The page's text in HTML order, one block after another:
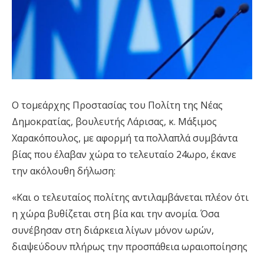
Ο τομεάρχης Προστασίας του Πολίτη της Νέας
Δημοκρατίας, βουλευτής Λάρισας, κ. Μάξιμος
Χαρακόπουλος, με αφορμή τα πολλαπλά συμβάντα
βίας που έλαβαν χώρα το τελευταίο 24ωρο, έκανε
την ακόλουθη δήλωση:
«Και ο τελευταίος πολίτης αντιλαμβάνεται πλέον ότι
η χώρα βυθίζεται στη βία και την ανομία. Όσα
συνέβησαν στη διάρκεια λίγων μόνον ωρών,
διαψεύδουν πλήρως την προσπάθεια ωραιοποίησης